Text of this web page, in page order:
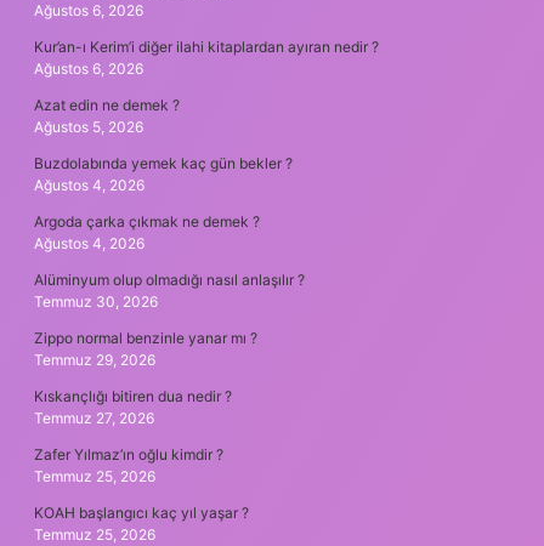
Ağustos 6, 2026
Kur’an-ı Kerim’i diğer ilahi kitaplardan ayıran nedir ?
Ağustos 6, 2026
Azat edin ne demek ?
Ağustos 5, 2026
Buzdolabında yemek kaç gün bekler ?
Ağustos 4, 2026
Argoda çarka çıkmak ne demek ?
Ağustos 4, 2026
Alüminyum olup olmadığı nasıl anlaşılır ?
Temmuz 30, 2026
Zippo normal benzinle yanar mı ?
Temmuz 29, 2026
Kıskançlığı bitiren dua nedir ?
Temmuz 27, 2026
Zafer Yılmaz’ın oğlu kimdir ?
Temmuz 25, 2026
KOAH başlangıcı kaç yıl yaşar ?
Temmuz 25, 2026